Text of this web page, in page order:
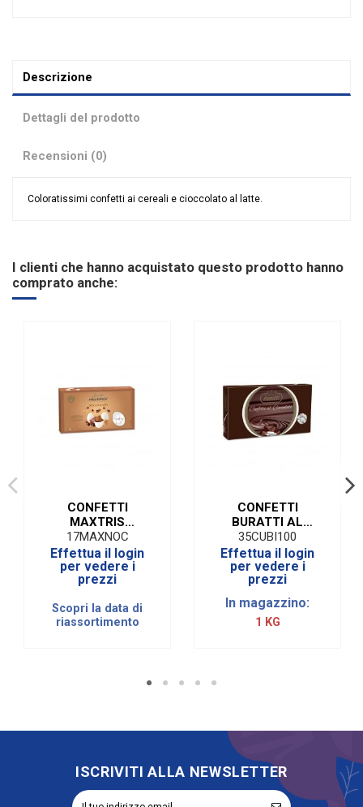
Descrizione
Dettagli del prodotto
Recensioni (0)
Coloratissimi confetti ai cereali e cioccolato al latte.
Ingredienti Cereali
Gusto
I clienti che hanno acquistato questo prodotto hanno
comprato anche:
CONFETTI
MAXTRIS
NOCCIOLATO |1
KG
17MAXNOC
Effettua il login
per vedere i
prezzi
Scopri la data di
riassortimento
CONFETTI
BURATTI AL
CIOCCOLATO
CUORE BIANCO | 1
KG
35CUBI100
Effettua il login
per vedere i
prezzi
In magazzino:
1 KG
ISCRIVITI ALLA NEWSLETTER